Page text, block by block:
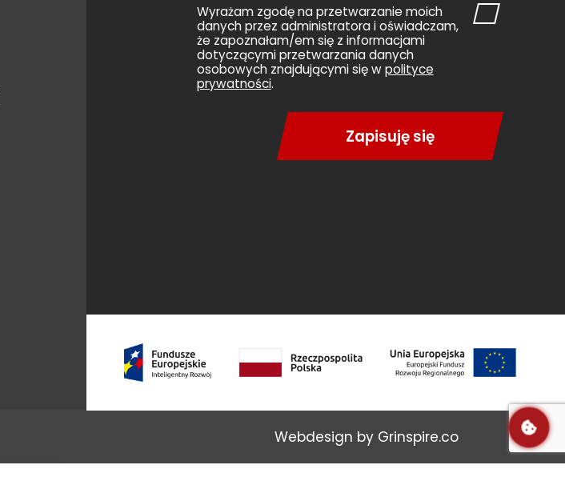
Wyrażam zgodę na przetwarzanie moich
danych przez administratora i oświadczam,
że zapoznałam/em się z informacjami
dotyczącymi przetwarzania danych
osobowych znajdującymi się wpolityce
prywatności.
Zapisuję się
Webdesign by Grinspire.co